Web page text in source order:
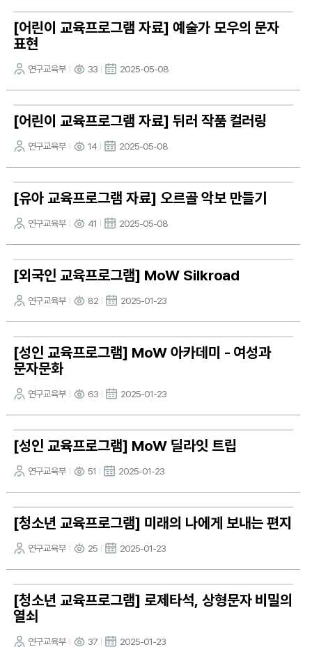
[어린이 교육프로그램 자료] 예술가 모우의 문자
표현
연구교육부 33 2025-05-08
[어린이 교육프로그램 자료] 뒤러 작품 컬러링
연구교육부 14 2025-05-08
[유아 교육프로그램 자료] 오르골 악보 만들기
연구교육부 41 2025-05-08
[외국인 교육프로그램] MoW Silkroad
연구교육부 82 2025-01-23
[성인 교육프로그램] MoW 아카데미 - 여성과
문자문화
연구교육부 63 2025-01-23
[성인 교육프로그램] MoW 딜라잇 트립
연구교육부 51 2025-01-23
[청소년 교육프로그램] 미래의 나에게 보내는 편지
연구교육부 25 2025-01-23
[청소년 교육프로그램] 로제타석, 상형문자 비밀의
열쇠
연구교육부 37 2025-01-23